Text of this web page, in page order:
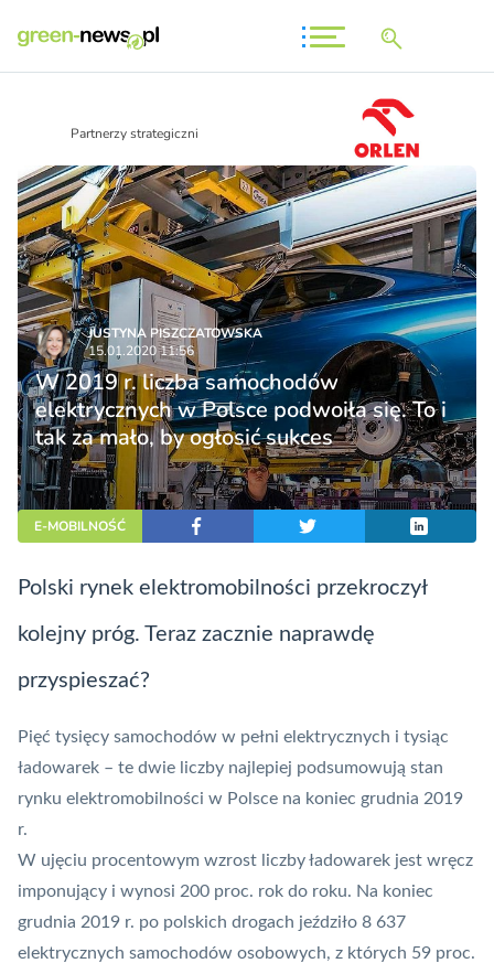
Partnerzy strategiczni
JUSTYNA PISZCZATOWSKA
15.01.2020 11:56
W 2019 r. liczba samochodów
elektrycznych w Polsce podwoiła się. To i
tak za mało, by ogłosić sukces
E-MOBILNOŚĆ
Polski rynek elektromobilności przekroczył
kolejny próg. Teraz zacznie naprawdę
przyspieszać?
Pięć tysięcy samochodów w pełni elektrycznych i tysiąc
ładowarek – te dwie liczby najlepiej podsumowują stan
rynku elektromobilności w Polsce na koniec grudnia 2019
r.
W ujęciu procentowym wzrost liczby ładowarek jest wręcz
imponujący i wynosi 200 proc. rok do roku. Na koniec
grudnia 2019 r. po polskich drogach jeździło 8 637
elektrycznych samochodów osobowych, z których 59 proc.